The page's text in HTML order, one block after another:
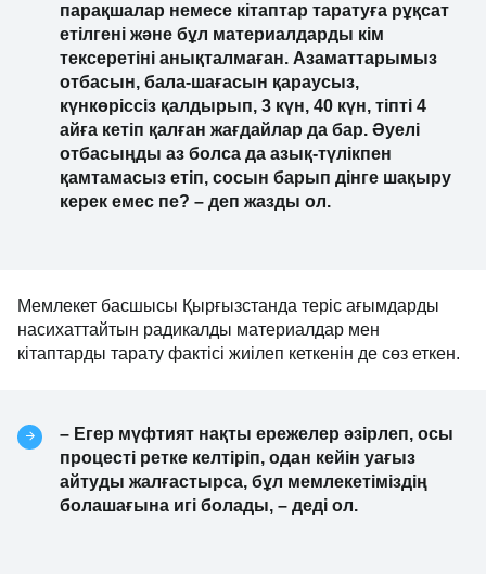
парақшалар немесе кітаптар таратуға рұқсат
етілгені және бұл материалдарды кім
тексеретіні анықталмаған. Азаматтарымыз
отбасын, бала-шағасын қараусыз,
күнкөріссіз қалдырып, 3 күн, 40 күн, тіпті 4
айға кетіп қалған жағдайлар да бар. Әуелі
отбасыңды аз болса да азық-түлікпен
қамтамасыз етіп, сосын барып дінге шақыру
керек емес пе? – деп жазды ол.
Мемлекет басшысы Қырғызстанда теріс ағымдарды
насихаттайтын радикалды материалдар мен
кітаптарды тарату фактісі жиілеп кеткенін де сөз еткен.
– Егер мүфтият нақты ережелер әзірлеп, осы
процесті ретке келтіріп, одан кейін уағыз
айтуды жалғастырса, бұл мемлекетіміздің
болашағына игі болады, – деді ол.